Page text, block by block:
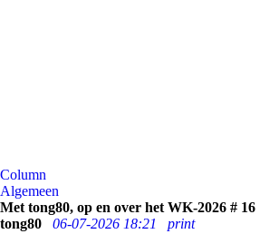
Column
Algemeen
Met tong80, op en over het WK-2026 # 16
tong80
06-07-2026 18:21
print